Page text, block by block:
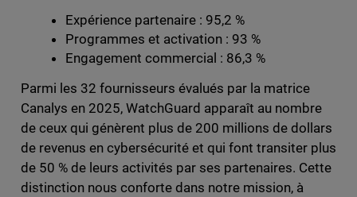
Expérience partenaire : 95,2 %
Programmes et activation : 93 %
Engagement commercial : 86,3 %
Parmi les 32 fournisseurs évalués par la matrice
Canalys en 2025, WatchGuard apparaît au nombre
de ceux qui génèrent plus de 200 millions de dollars
de revenus en cybersécurité et qui font transiter plus
de 50 % de leurs activités par ses partenaires. Cette
distinction nous conforte dans notre mission, à